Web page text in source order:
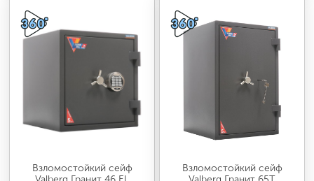
Взломостойкий сейф
Взломостойкий сейф